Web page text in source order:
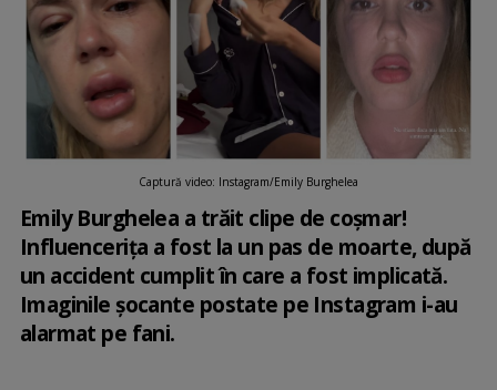
Captură video: Instagram/Emily Burghelea
Emily Burghelea a trăit clipe de coșmar!
Influencerița a fost la un pas de moarte, după
un accident cumplit în care a fost implicată.
Imaginile șocante postate pe Instagram i-au
alarmat pe fani.